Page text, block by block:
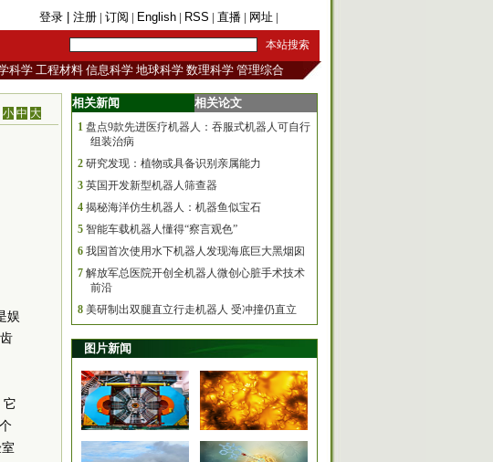
登录 | 注册 | 订阅 | English | RSS | 直播 | 网址 |
科学 工程材料 信息科学 地球科学 数理科学 管理综合
小 中 大
娱
它
相关新闻 相关论文
1 盘点9款先进医疗机器人：吞服式机器人可自行
组装治病
2 研究发现：植物或具备识别亲属能力
3 英国开发新型机器人筛查器
4 揭秘海洋仿生机器人：机器鱼似宝石
5 智能车载机器人懂得“察言观色”
6 我国首次使用水下机器人发现海底巨大黑烟囱
7 解放军总医院开创全机器人微创心脏手术技术
前沿
8 美研制出双腿直立行走机器人 受冲撞仍直立
图片新闻